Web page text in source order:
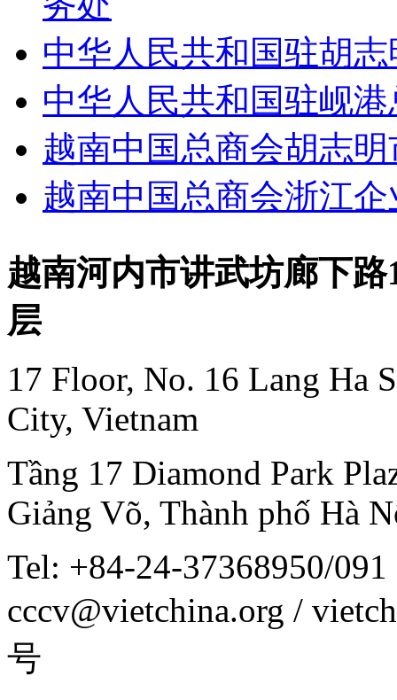
中华人民共和国驻胡
中华人民共和国驻岘
越南中国总商会胡志
越南中国总商会浙江
越南河内市讲武坊廊下
层
17 Floor, No. 16 Lang Ha
City, Vietnam
Tầng 17 Diamond Park
Giảng Võ, Thành phố Hà
Tel: +84-24-37368950/
cccv@vietchina.org /
号